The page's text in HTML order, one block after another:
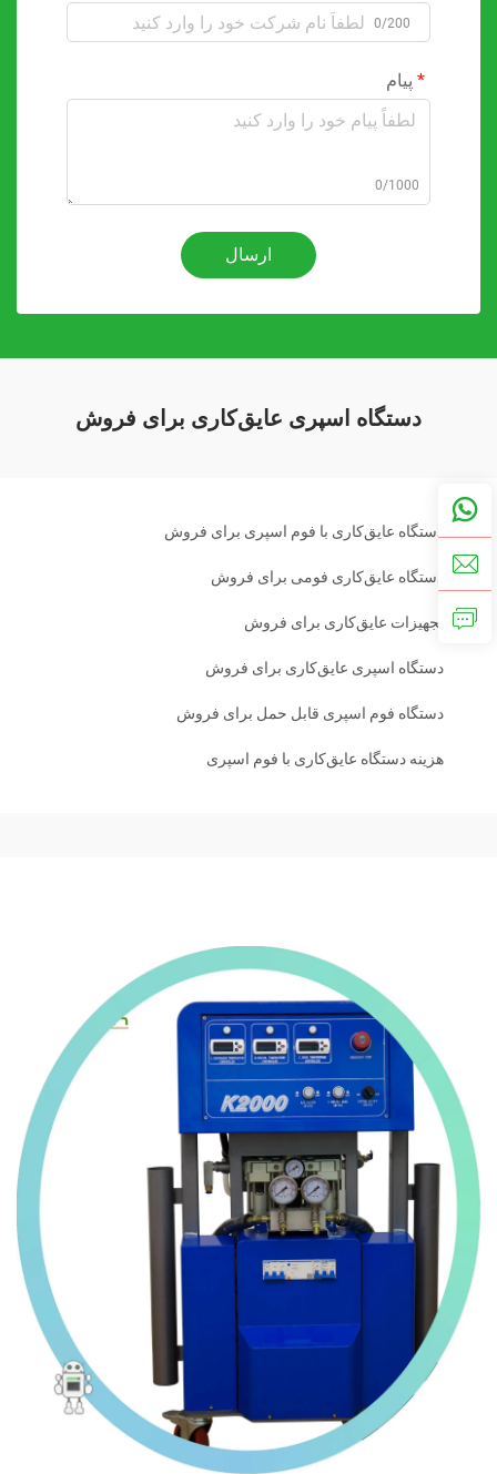
0/200
پیام
0/1000
ارسال
دستگاه اسپری عایق‌کاری برای فروش
دستگاه عایق‌کاری با فوم اسپری برای فروش
دستگاه عایق‌کاری فومی برای فروش
تجهیزات عایق‌کاری برای فروش
دستگاه اسپری عایق‌کاری برای فروش
دستگاه فوم اسپری قابل حمل برای فروش
هزینه دستگاه عایق‌کاری با فوم اسپری